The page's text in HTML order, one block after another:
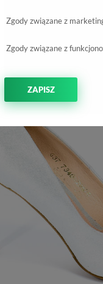
-70%
Zgody związane z
Zgody związane z
ZAPISZ